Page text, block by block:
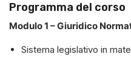
Programma del corso
Modulo 1 – Giuridico
Sistema legislativo in